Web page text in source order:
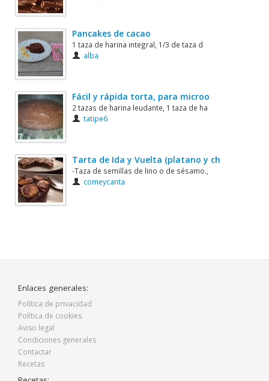
Pancakes de cacao
1 taza de harina integral, 1/3 de taza d
alba
Fácil y rápida torta, para microo
2 tazas de harina leudante, 1 taza de ha
tatipe6
Tarta de Ida y Vuelta (platano y ch
-Taza de semillas de lino o de sésamo.,
comeycanta
Enlaces generales:
Política de privacidad
Política de cookies
Aviso legal
Condiciones generales
Contactar
Recetas